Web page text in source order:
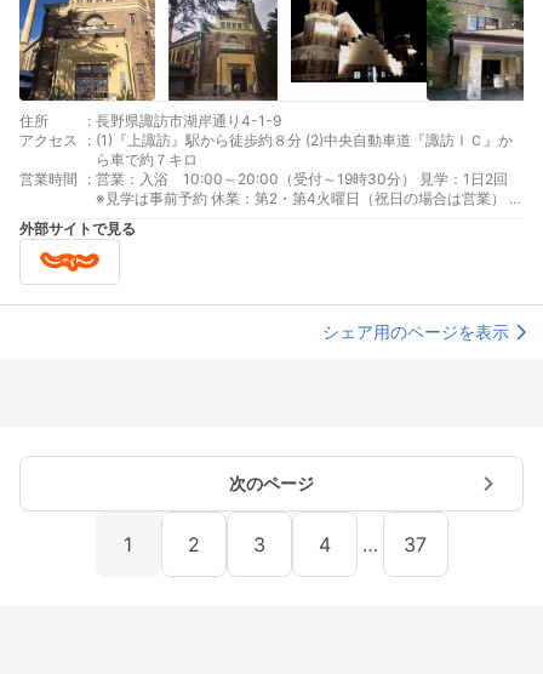
住所 : 長野県諏訪市湖岸通り4-1-9
アクセス
: (1)『上諏訪』駅から徒歩約８分 (2)中央自動車道『諏訪ＩＣ』か
ら車で約７キロ
営業時間
: 営業：入浴 10:00～20:00（受付～19時30分） 見学：1日2回
※見学は事前予約 休業：第2・第4火曜日（祝日の場合は営業） ※
臨時変更する場合もあります
外部サイトで見る
シェア用のページを表示
次のページ
1 2 3 4 … 37